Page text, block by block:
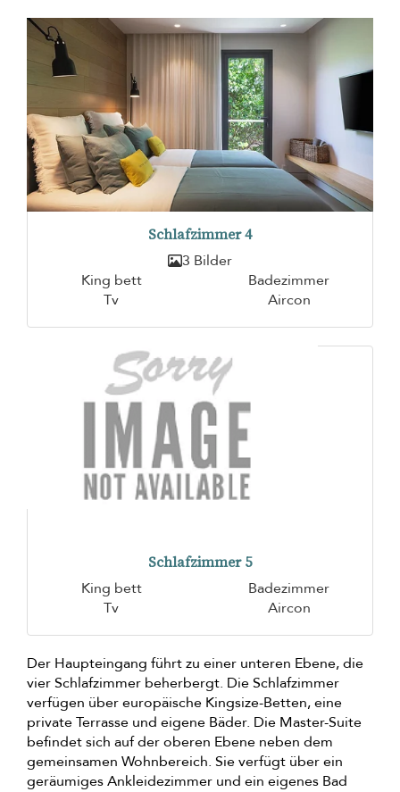
Schlafzimmer 4
3 Bilder
King bett
Badezimmer
Tv
Aircon
Schlafzimmer 5
King bett
Badezimmer
Tv
Aircon
Der Haupteingang führt zu einer unteren Ebene, die
vier Schlafzimmer beherbergt. Die Schlafzimmer
verfügen über europäische Kingsize-Betten, eine
private Terrasse und eigene Bäder. Die Master-Suite
befindet sich auf der oberen Ebene neben dem
gemeinsamen Wohnbereich. Sie verfügt über ein
geräumiges Ankleidezimmer und ein eigenes Bad